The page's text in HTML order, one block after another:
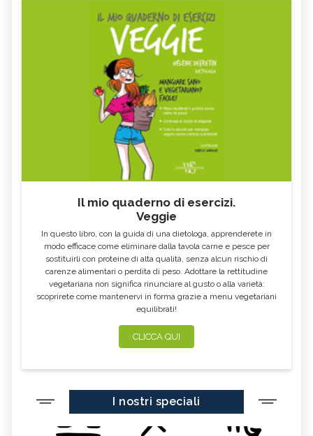
Il mio quaderno di esercizi.
Veggie
In questo libro, con la guida di una dietologa, apprenderete in
modo efficace come eliminare dalla tavola carne e pesce per
sostituirli con proteine di alta qualità, senza alcun rischio di
carenze alimentari o perdita di peso. Adottare la rettitudine
vegetariana non significa rinunciare al gusto o alla varietà:
scoprirete come mantenervi in forma grazie a menu vegetariani
equilibrati!
CLICCA QUI
I nostri speciali